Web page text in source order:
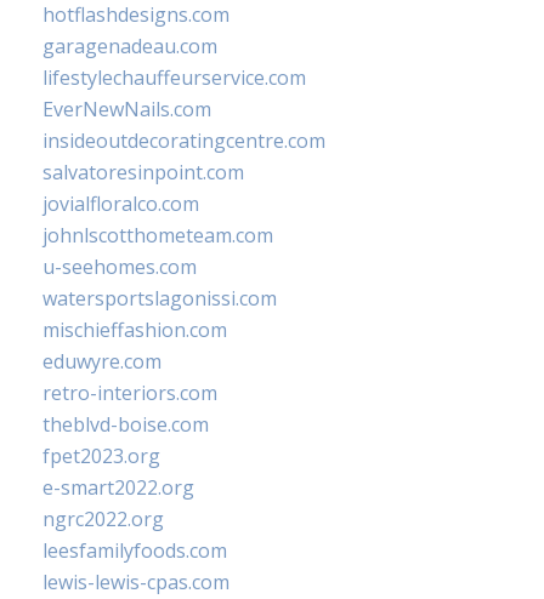
hotflashdesigns.com
garagenadeau.com
lifestylechauffeurservice.com
EverNewNails.com
insideoutdecoratingcentre.com
salvatoresinpoint.com
jovialfloralco.com
johnlscotthometeam.com
u-seehomes.com
watersportslagonissi.com
mischieffashion.com
eduwyre.com
retro-interiors.com
theblvd-boise.com
fpet2023.org
e-smart2022.org
ngrc2022.org
leesfamilyfoods.com
lewis-lewis-cpas.com